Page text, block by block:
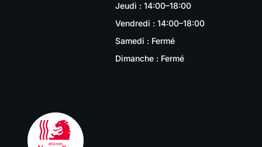
Jeudi : 14:00–18:00
Vendredi : 14:00–18:00
Samedi : Fermé
Dimanche : Fermé